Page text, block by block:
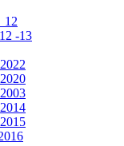
-13